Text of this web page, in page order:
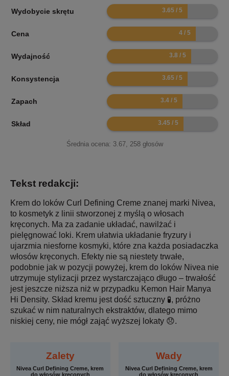
Wydobycie skrętu 7.3
Cena 8
Wydajność 7.6
Konsystencja 7.3
Zapach 6.8
Skład 6.9
Średnia ocena: 3.67, 258głosów
Tekst redakcji:
Krem do loków Curl Defining Creme znanej marki Nivea,
to kosmetyk z linii stworzonej z myślą o włosach
kręconych. Ma za zadanie układać, nawilżać i
pielęgnować loki. Krem ułatwia układanie fryzury i
ujarzmia niesforne kosmyki, które zna każda posiadaczka
włosów kręconych. Efekty nie są niestety trwałe,
podobnie jak w pozycji powyżej, krem do loków Nivea nie
utrzymuje stylizacji przez wystarczająco długo – trwałość
jest jeszcze niższa niż w przypadku Kemon Hair Manya
Hi Density. Skład kremu jest dość sztuczny 🧪, próżno
szukać w nim naturalnych ekstraktów, dlatego mimo
niskiej ceny, nie mógł zająć wyższej lokaty 😞.
Zalety
Nivea Curl Defining Creme, krem
do włosów kręconych
Wady
Nivea Curl Defining Creme, krem
do włosów kręconych